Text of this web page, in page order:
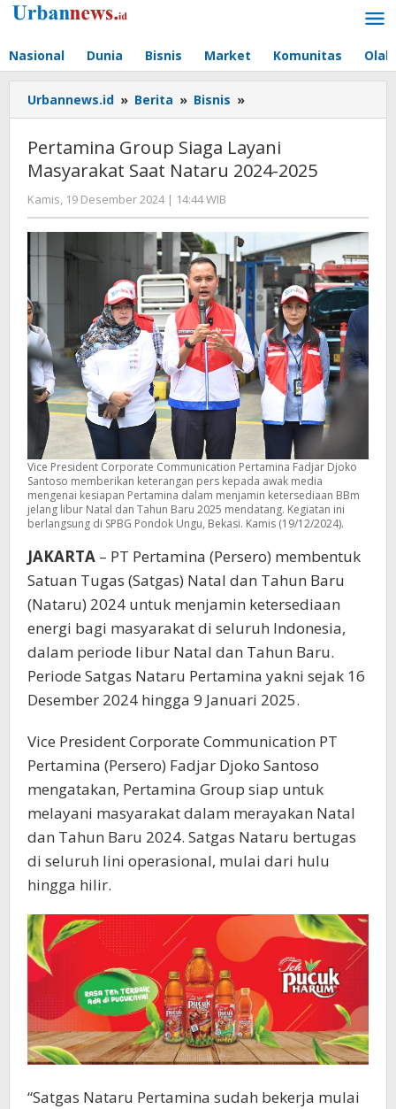
Lewati
Nasional Dunia Bisnis Market Komunitas
Urbannews.id » Berita » Bisnis »
Group
Layani
Masyarakat
2024-
2025
Pertamina Group Siaga Layani
Masyarakat Saat Nataru 2024-2025
Kamis, 19 Desember 2024 | 14:44 WIB
Hengki
Seprihadi
Vice President Corporate Communication Pertamina Fadjar Djoko
Santoso memberikan keterangan pers kepada awak media
mengenai kesiapan Pertamina dalam menjamin ketersediaan BBm
jelang libur Natal dan Tahun Baru 2025 mendatang. Kegiatan ini
berlangsung di SPBG Pondok Ungu, Bekasi. Kamis (19/12/2024).
JAKARTA – PT Pertamina (Persero) membentuk
Satuan Tugas (Satgas) Natal dan Tahun Baru
(Nataru) 2024 untuk menjamin ketersediaan
energi bagi masyarakat di seluruh Indonesia,
dalam periode libur Natal dan Tahun Baru.
Periode Satgas Nataru Pertamina yakni sejak 16
Desember 2024 hingga 9 Januari 2025.
Vice President Corporate Communication PT
Pertamina (Persero) Fadjar Djoko Santoso
mengatakan, Pertamina Group siap untuk
melayani masyarakat dalam merayakan Natal
dan Tahun Baru 2024. Satgas Nataru bertugas
di seluruh lini operasional, mulai dari hulu
hingga hilir.
“Satgas Nataru Pertamina sudah bekerja mulai